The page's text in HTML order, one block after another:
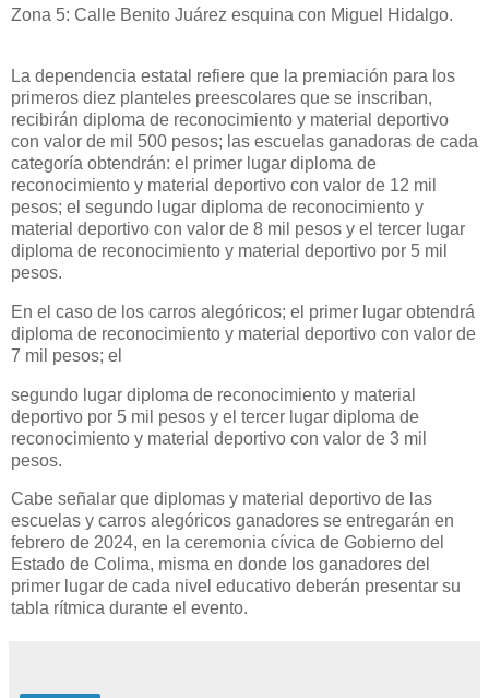
Zona 5: Calle Benito Juárez esquina con Miguel Hidalgo.
La dependencia estatal refiere que la premiación para los
primeros diez planteles preescolares que se inscriban,
recibirán diploma de reconocimiento y material deportivo
con valor de mil 500 pesos; las escuelas ganadoras de cada
categoría obtendrán: el primer lugar diploma de
reconocimiento y material deportivo con valor de 12 mil
pesos; el segundo lugar diploma de reconocimiento y
material deportivo con valor de 8 mil pesos y el tercer lugar
diploma de reconocimiento y material deportivo por 5 mil
pesos.
En el caso de los carros alegóricos; el primer lugar obtendrá
diploma de reconocimiento y material deportivo con valor de
7 mil pesos; el
segundo lugar diploma de reconocimiento y material
deportivo por 5 mil pesos y el tercer lugar diploma de
reconocimiento y material deportivo con valor de 3 mil
pesos.
Cabe señalar que diplomas y material deportivo de las
escuelas y carros alegóricos ganadores se entregarán en
febrero de 2024, en la ceremonia cívica de Gobierno del
Estado de Colima, misma en donde los ganadores del
primer lugar de cada nivel educativo deberán presentar su
tabla rítmica durante el evento.